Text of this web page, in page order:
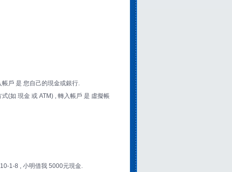
戶 是 您自己的現金或銀行.
(如 現金 或 ATM) , 轉入帳戶 是 虛擬帳
1-8 , 小明借我 5000元現金.